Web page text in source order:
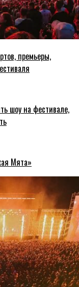
премьеры,
шоу на фестивале,
Мята»